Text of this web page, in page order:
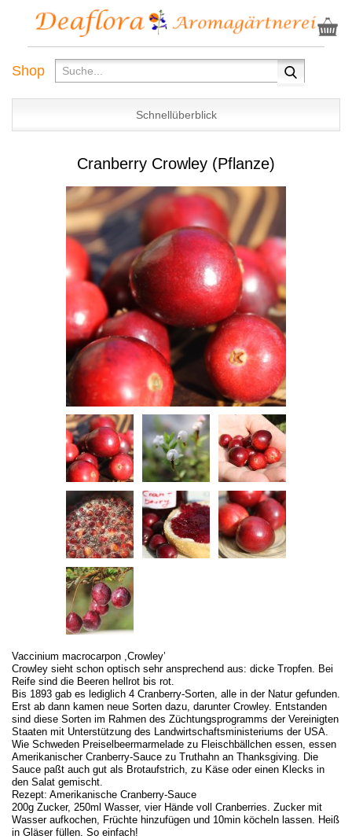
Shop
Schnellüberblick
Cranberry Crowley (Pflanze)
Vaccinium macrocarpon ,Crowley’
Crowley sieht schon optisch sehr ansprechend aus: dicke Tropfen. Bei
Reife sind die Beeren hellrot bis rot.
Bis 1893 gab es lediglich 4 Cranberry-Sorten, alle in der Natur gefunden.
Erst ab dann kamen neue Sorten dazu, darunter Crowley. Entstanden
sind diese Sorten im Rahmen des Züchtungsprogramms der Vereinigten
Staaten mit Unterstützung des Landwirtschaftsministeriums der USA.
Wie Schweden Preiselbeermarmelade zu Fleischbällchen essen, essen
Amerikanischer Cranberry-Sauce zu Truthahn an Thanksgiving. Die
Sauce paßt auch gut als Brotaufstrich, zu Käse oder einen Klecks in
den Salat gemischt.
Rezept: Amerikanische Cranberry-Sauce
200g Zucker, 250ml Wasser, vier Hände voll Cranberries. Zucker mit
Wasser aufkochen, Früchte hinzufügen und 10min köcheln lassen. Heiß
in Gläser füllen. So einfach!